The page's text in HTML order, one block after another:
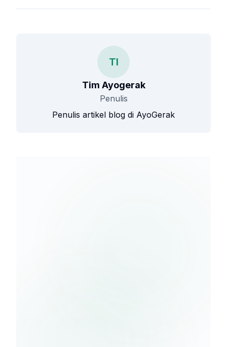
TI
Tim Ayogerak
Penulis
Penulis artikel blog di AyoGerak